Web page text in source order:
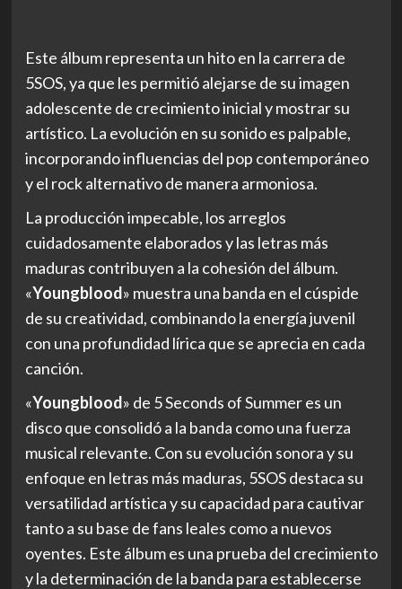
Este álbum representa un hito en la carrera de
5SOS, ya que les permitió alejarse de su imagen
adolescente de crecimiento inicial y mostrar su
artístico. La evolución en su sonido es palpable,
incorporando influencias del pop contemporáneo
y el rock alternativo de manera armoniosa.
La producción impecable, los arreglos
cuidadosamente elaborados y las letras más
maduras contribuyen a la cohesión del álbum.
«Youngblood» muestra una banda en el cúspide
de su creatividad, combinando la energía juvenil
con una profundidad lírica que se aprecia en cada
canción.
«Youngblood» de 5 Seconds of Summer es un
disco que consolidó a la banda como una fuerza
musical relevante. Con su evolución sonora y su
enfoque en letras más maduras, 5SOS destaca su
versatilidad artística y su capacidad para cautivar
tanto a su base de fans leales como a nuevos
oyentes. Este álbum es una prueba del crecimiento
y la determinación de la banda para establecerse